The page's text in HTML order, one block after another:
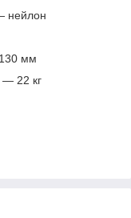
нейлон
мм
— 22 кг